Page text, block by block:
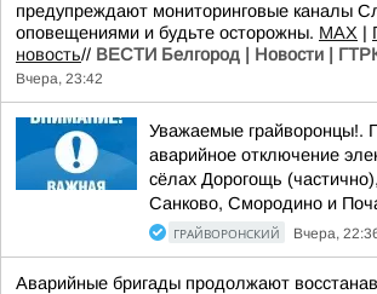
предупреждают мониторинговые каналы
оповещениями и будьте осторожны. МАХ |
новость// ВЕСТИ Белгород | Новости |
Вчера, 23:42
Уважаемые грайворонцы!.
аварийное отключение
сёлах Дорогощь
Санково, Смородино и
ГРАЙВОРОНСКИЙ Вчера,
Аварийные бригады продолжают